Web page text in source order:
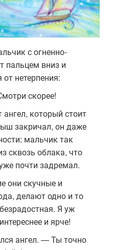
с огненно-
пальцем вниз и
нетерпения:
скорее!
который стоит
закричал, он даже
мальчик так
сквозь облака, что
почти задремал.
они скучные и
делают одно и то
Я уж
и ярче!
ангел. — Ты точно